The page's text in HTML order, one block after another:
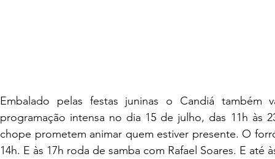
Embalado pelas festas juninas o Candiá também
programação intensa no dia 15 de julho, das 11h às
chope prometem animar quem estiver presente. O
14h. E às 17h roda de samba com Rafael Soares. E até